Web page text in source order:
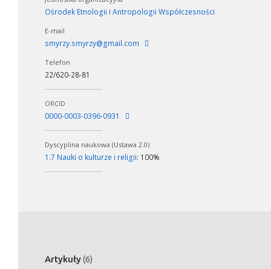
Ośrodek Etnologii i Antropologii Współczesności
E-mail
smyrzy.smyrzy@gmail.com
Telefon
22/620-28-81
ORCID
0000-0003-0396-0931
Dyscyplina naukowa (Ustawa 2.0)
1.7 Nauki o kulturze i religii: 100%
Artykuły(6)